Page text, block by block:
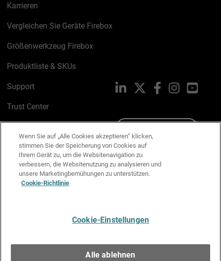
Karrieren
Vergleichen Sie Geräte Firebox
Größenwerkzeug Firebox
Produktliste & SKUs
Support
Trust Center
Cookie-Richtlinie
Datenschutzrichtlinie
Media & Brand Kit
LinkedIn FacebookInstagram
Wenn Sie auf „Alle Cookies akzeptieren“ klicken,
stimmen Sie der Speicherung von Cookies auf
Ihrem Gerät zu, um die Websitenavigation zu
verbessern, die Websitenutzung zu analysieren und
unsere Marketingbemühungen zu unterstützen.
Cookie-Richtlinie
Cookie-Einstellungen
Alle ablehnen